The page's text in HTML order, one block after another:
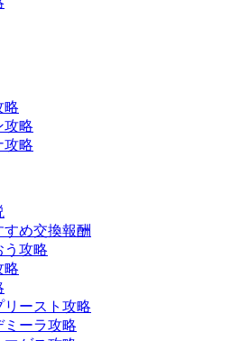
略
攻略
攻略
め交換報酬
う攻略
略
リースト攻略
ミーラ攻略